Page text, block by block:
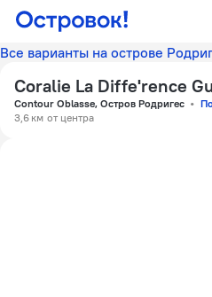
Все варианты на острове
Coralie La Diffe'rence
Contour Oblasse, Остров Родригес
3,6 км от центра